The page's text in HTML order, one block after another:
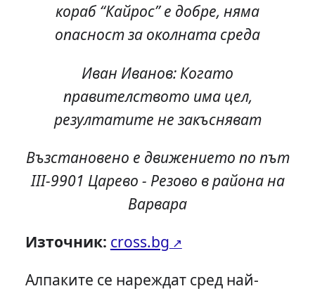
кораб “Кайрос” е добре, няма
опасност за околната среда
Иван Иванов: Когато
правителството има цел,
резултатите не закъсняват
Възстановено е движението по път
III-9901 Царево - Резово в района на
Варвара
Източник: cross.bg
Алпаките се нареждат сред най-